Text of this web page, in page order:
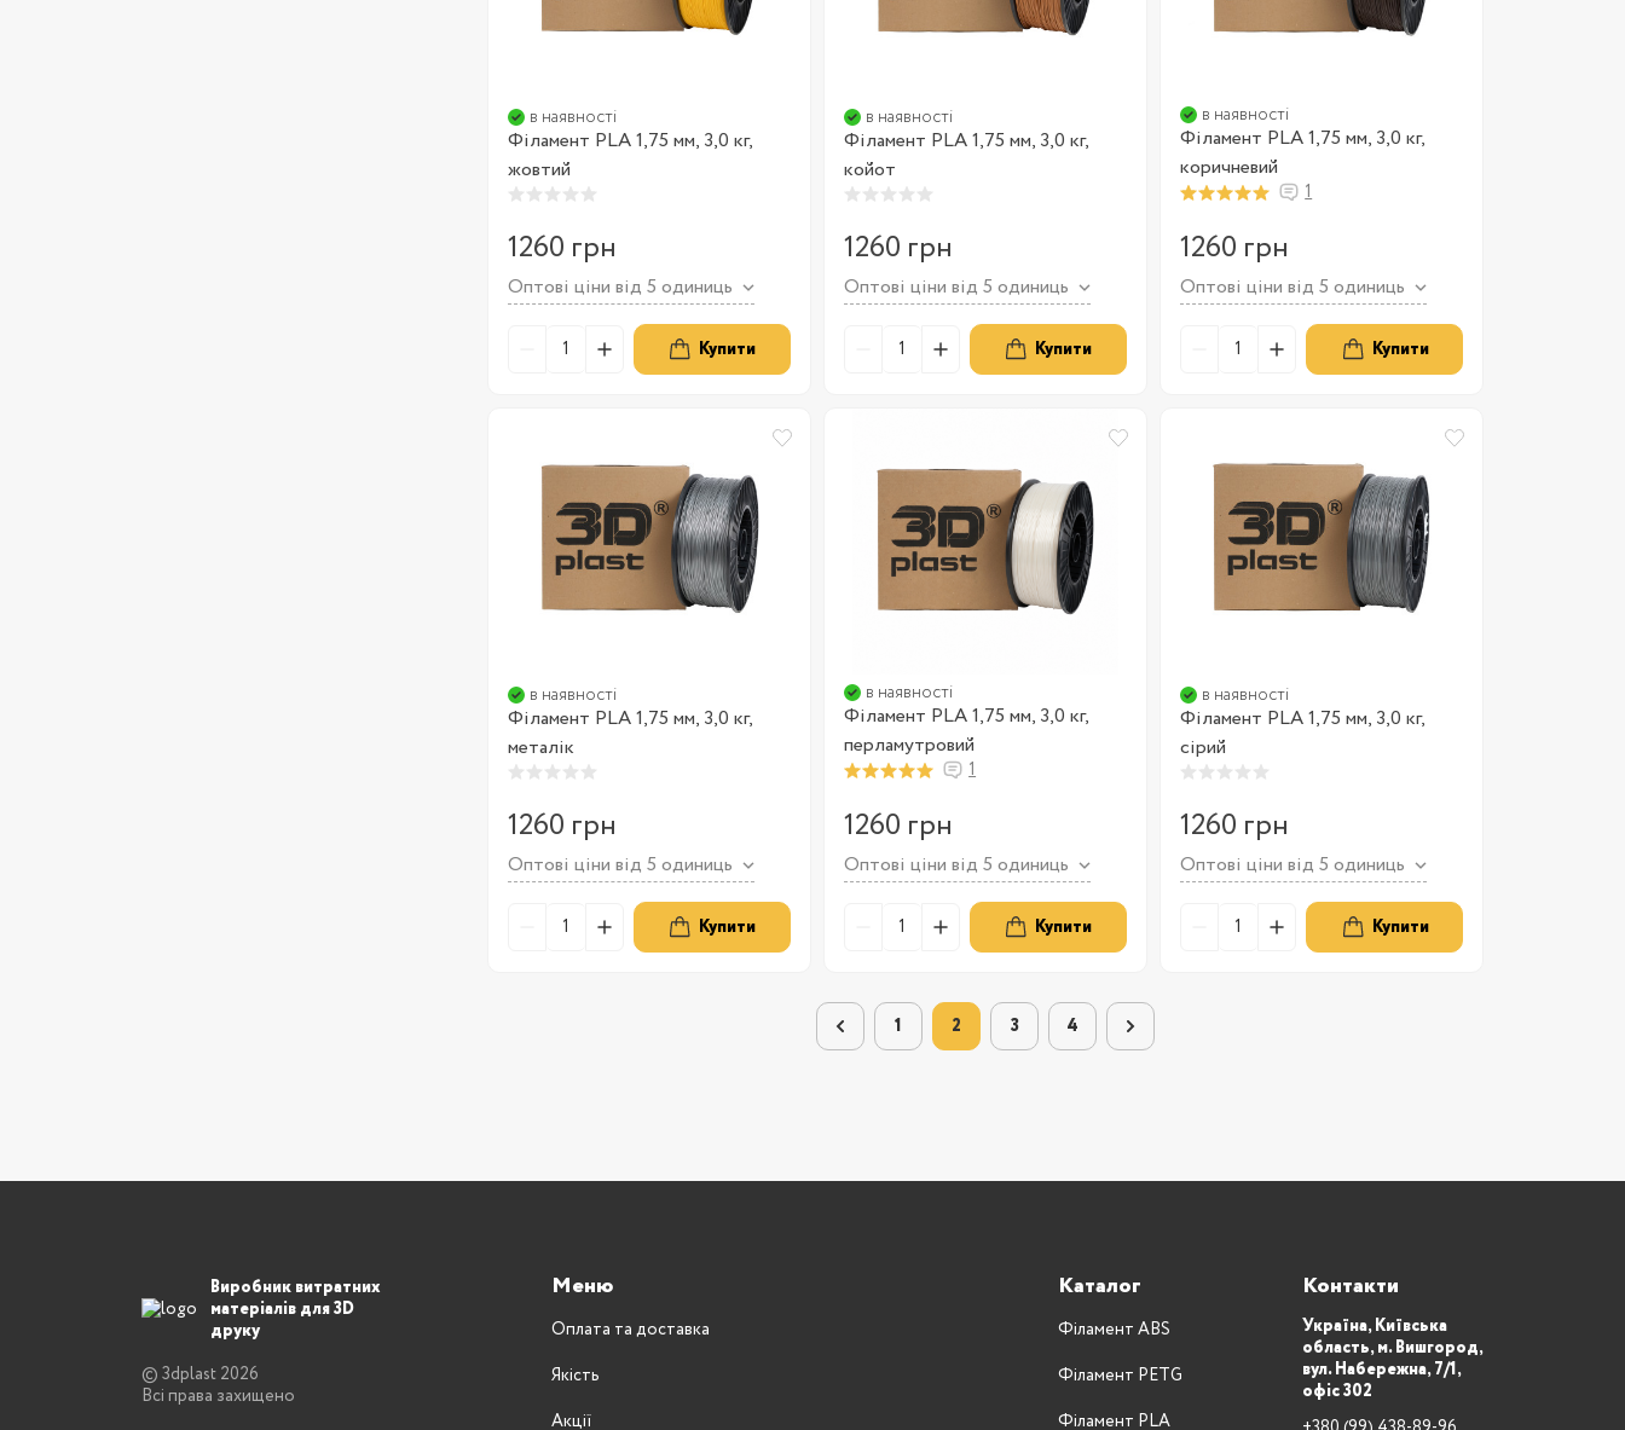
в наявності
Філамент PLA 1,75 мм, 3,0 кг,
жовтий
1260 грн
Оптові ціни від 5 одиниць
Купити
в наявності
Філамент PLA 1,75 мм, 3,0 кг,
койот
1260 грн
Оптові ціни від 5 одиниць
Купити
в наявності
Філамент PLA 1,75 мм, 3,0 кг,
коричневий
1
1260 грн
Оптові ціни від 5 одиниць
Купити
в наявності
Філамент PLA 1,75 мм, 3,0 кг,
металік
1260 грн
Оптові ціни від 5 одиниць
Купити
в наявності
Філамент PLA 1,75 мм, 3,0 кг,
перламутровий
1
1260 грн
Оптові ціни від 5 одиниць
Купити
в наявності
Філамент PLA 1,75 мм, 3,0 кг,
сірий
1260 грн
Оптові ціни від 5 одиниць
Купити
1 2 3 4
Виробник витратних
матеріалів для 3D
друку
© 3dplast 2026
Всі права захищено
Меню
Оплата та доставка
Якість
Акції
Каталог
Філамент ABS
Філамент PETG
Філамент PLA
Контакти
Україна, Київська
область, м. Вишгород,
вул. Набережна, 7/1,
офіс 302